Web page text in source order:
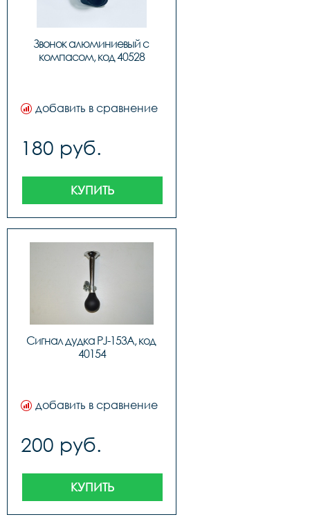
Звонок алюминиевый с
компасом, код 40528
добавить в сравнение
180 руб.
КУПИТЬ
Сигнал дудка PJ-153A, код
40154
добавить в сравнение
200 руб.
КУПИТЬ